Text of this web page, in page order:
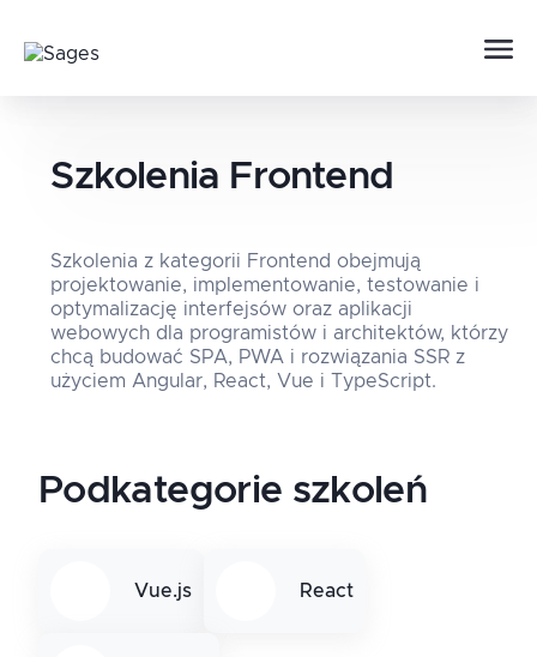
Szkolenia Frontend
Szkolenia z kategorii Frontend obejmują
projektowanie, implementowanie, testowanie i
optymalizację interfejsów oraz aplikacji
webowych dla programistów i architektów, którzy
chcą budować SPA, PWA i rozwiązania SSR z
użyciem Angular, React, Vue i TypeScript.
Podkategorie szkoleń
Vue.js React